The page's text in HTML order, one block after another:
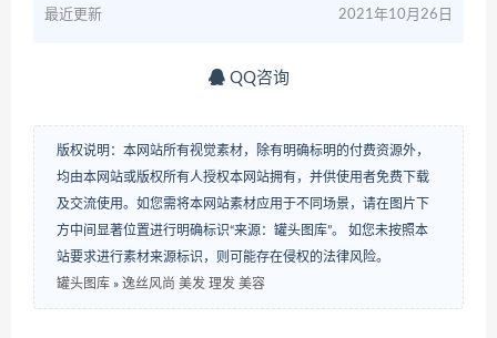
最近更新 2021年10月26日
QQ咨询
版权说明：本网站所有视觉素材，除有明确标明的付费资源外，
均由本网站或版权所有人授权本网站拥有，并供使用者免费下载
及交流使用。如您需将本网站素材应用于不同场景，请在图片下
方中间显著位置进行明确标识“来源：罐头图库”。 如您未按照本
站要求进行素材来源标识，则可能存在侵权的法律风险。
罐头图库 » 逸丝风尚 美发 理发 美容